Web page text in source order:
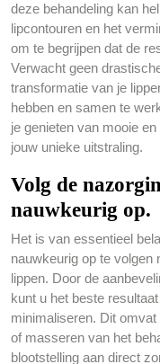
deze behandeling kan
lipcontouren en het
om te begrijpen dat de
Verwacht geen
transformatie van je
hebben en samen te
je genieten van mooie
jouw unieke uitstraling.
Volg de
nauwkeurig op.
Het is van essentieel
nauwkeurig op te volgen
lippen. Door de
kunt u het beste
minimaliseren. Dit
of masseren van het
blootstelling aan direct